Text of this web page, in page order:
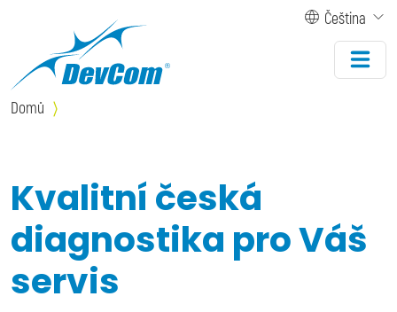
Čeština
Domů
Kvalitní česká
diagnostika pro Váš
servis